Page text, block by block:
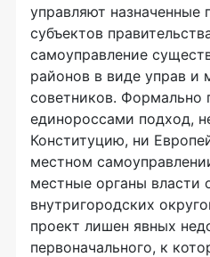
управляют назначенные
субъектов
самоуправление
районов в виде управ и
советников. Формально
единороссами подход,
Конституцию, ни
местном
местные органы власти
внутригородских
проект лишен явных
первоначального, к